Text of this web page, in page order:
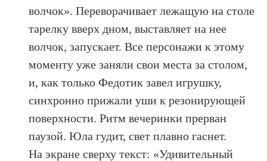
волчок». Переворачивает лежащую на столе
тарелку вверх дном, выставляет на нее
волчок, запускает. Все персонажи к этому
моменту уже заняли свои места за столом,
и, как только Федотик завел игрушку,
синхронно прижали уши к резонирующей
поверхности. Ритм вечеринки прерван
паузой. Юла гудит, свет плавно гаснет.
На экране сверху текст: «Удивительный